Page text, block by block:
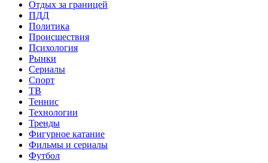
Отдых за границей
ПДД
Политика
Происшествия
Психология
Рынки
Сериалы
Спорт
ТВ
Теннис
Технологии
Тренды
Фигурное катание
Фильмы и сериалы
Футбол